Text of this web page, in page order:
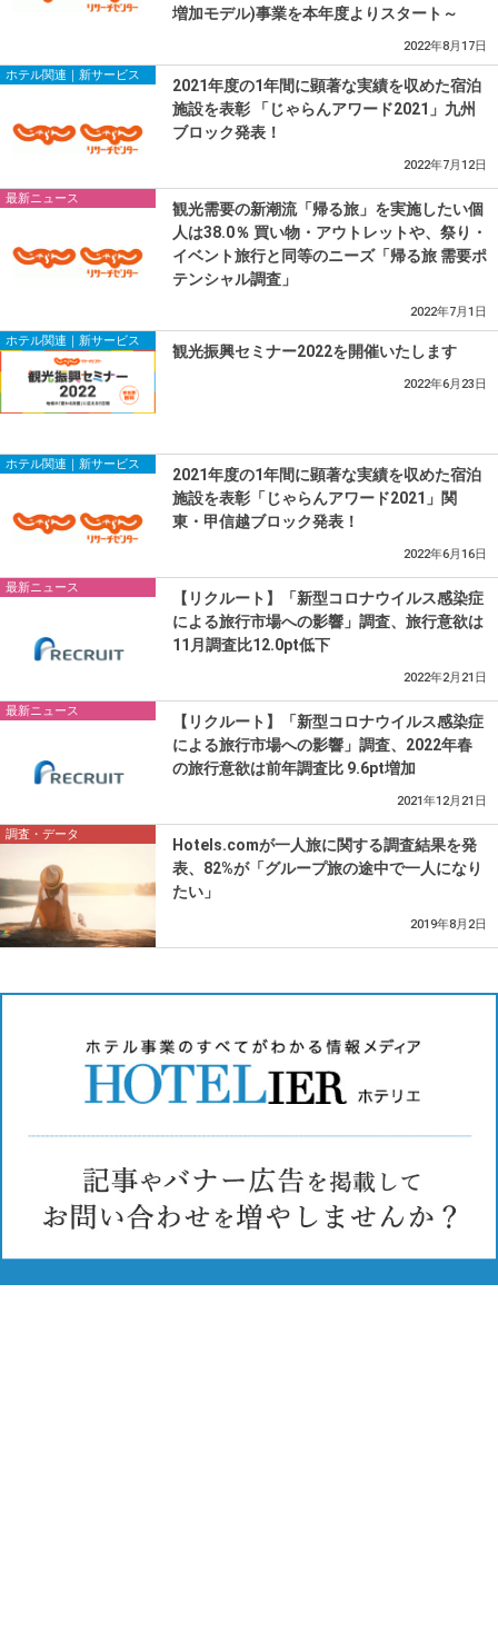
増加モデル)事業を本年度よりスタート～
2022年8月17日
ホテル関連｜新サービス
2021年度の1年間に顕著な実績を収めた宿泊
施設を表彰 「じゃらんアワード2021」九州
ブロック発表！
2022年7月12日
最新ニュース
観光需要の新潮流「帰る旅」を実施したい個
人は38.0％ 買い物・アウトレットや、祭り・
イベント旅行と同等のニーズ「帰る旅 需要ポ
テンシャル調査」
2022年7月1日
ホテル関連｜新サービス
観光振興セミナー2022を開催いたします
2022年6月23日
ホテル関連｜新サービス
2021年度の1年間に顕著な実績を収めた宿泊
施設を表彰「じゃらんアワード2021」関
東・甲信越ブロック発表！
2022年6月16日
最新ニュース
【リクルート】「新型コロナウイルス感染症
による旅行市場への影響」調査、旅行意欲は
11月調査比12.0pt低下
2022年2月21日
最新ニュース
【リクルート】「新型コロナウイルス感染症
による旅行市場への影響」調査、2022年春
の旅行意欲は前年調査比 9.6pt増加
2021年12月21日
調査・データ
Hotels.comが一人旅に関する調査結果を発
表、82%が「グループ旅の途中で一人になり
たい」
2019年8月2日